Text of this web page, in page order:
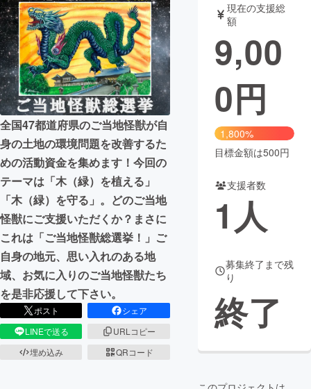
テクノロジー・ガジェット
映像・映画 書籍・雑誌
ビジネス・起業 チャレンジ
まちづくり・地域活性化
CAMPFIRE for Social Good
CAMPFIREふるさと納税machi-ya
全国47都道府県のご当地怪獣が自
身の土地の環境問題を改善するた
めの活動資金を集めます！今回の
テーマは「木（緑）を植える」
「木（緑）を守る」。どのご当地
怪獣にご支援いただくか？まさに
これは「ご当地怪獣総選挙！」ご
自身の地元、思い入れのある地
域、お気に入りのご当地怪獣たち
を是非応援して下さい。
ポスト
シェア
LINEで送る
URLコピー
埋め込み
QRコード
現在の支援総
額
9,00
0円
1,800%
目標金額は500円
支援者数
1人
募集終了まで残
り
終了